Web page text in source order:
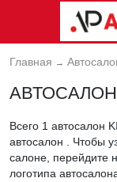
Главная →
Всего 1 автосалон
автосалон . Чтобы
салоне, перейдите
логотипа